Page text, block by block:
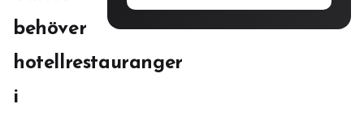
behöver
hotellrestauranger
i